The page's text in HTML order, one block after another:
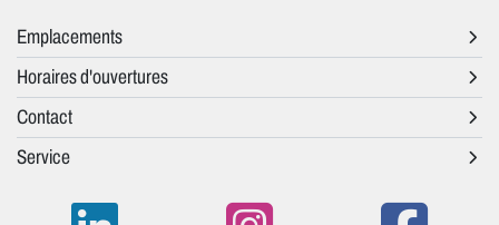
Emplacements
Horaires d'ouvertures
Contact
Service